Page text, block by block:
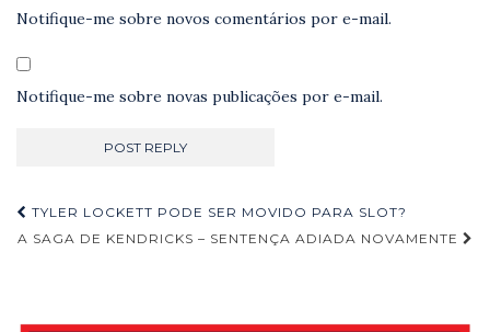
Notifique-me sobre novos comentários por e-mail.
Notifique-me sobre novas publicações por e-mail.
Navegação
de
TYLER LOCKETT PODE SER MOVIDO PARA SLOT?
A SAGA DE KENDRICKS – SENTENÇA ADIADA NOVAMENTE